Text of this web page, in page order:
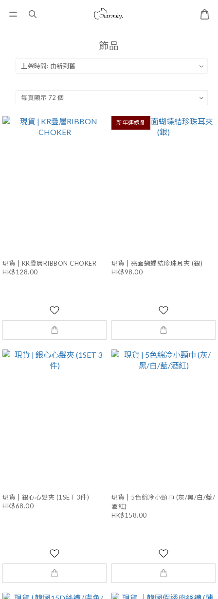
飾品
現貨 | KR疊層RIBBON CHOKER
HK$128.00
新年連線🧧
現貨 | 亮面蝴蝶結珍珠耳夾 (銀)
HK$98.00
現貨 | 銀心心髮夾 (1SET 3件)
HK$68.00
現貨 | 5色綿冷小頸巾 (灰/黑/白/藍/
酒紅)
HK$158.00